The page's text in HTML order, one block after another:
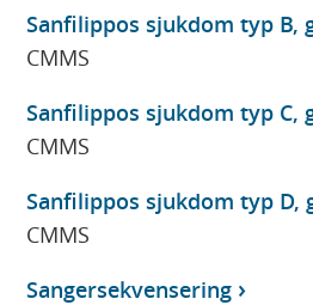
Sanfilippos sjukdom typ B,
CMMS
Sanfilippos sjukdom typ C,
CMMS
Sanfilippos sjukdom typ D,
CMMS
Sangersekvensering